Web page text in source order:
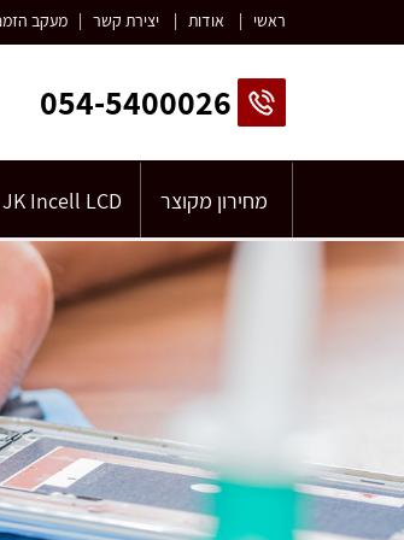
ראשי | אודות | יצירת קשר | מעקב
054-5400026
מחירון מקוצר JK Incell LCD